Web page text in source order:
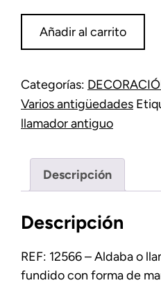
llamador
fundido
cantidad
Añadir al carrito
Categorías:
Varios antigüedades
llamador antiguo
Descripción
Descripción
REF: 12566 – Aldaba o
fundido con forma de